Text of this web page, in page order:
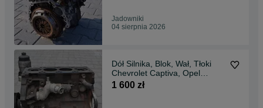
Jadowniki
04 sierpnia 2026
Dół Silnika, Blok, Wał, Tłoki
Chevrolet Captiva, Opel
Antara 2.0D
1 600 zł